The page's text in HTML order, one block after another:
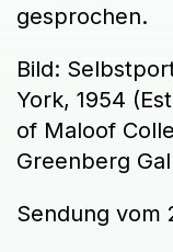
gesprochen.
Bild:
York, 1954
of Maloof
Greenberg
Sendung vom